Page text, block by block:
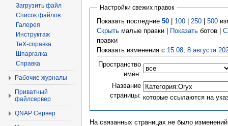
Настройки свежих правок
Показать последние 50| 100| 250| 500
Скрытьмалые правки | Показатьботов |
правки
Показать изменения с 15:08, 8 августа
Пространство
имён:
Название
страницы: которые ссылаются на
На связанных страницах не было
Загрузить файл
Список файлов
Галерея
Инструктаж
TeX-справка
Шпаргалка
Справка
Рабочие журналы
Приватный
файлсервер
QNAP Сервер